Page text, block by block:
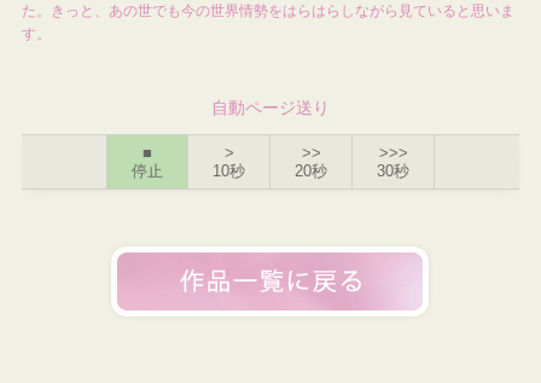
た。きっと、あの世でも今の世界情勢をはらはらしながら見ていると思いま
す。
自動ページ送り
■
停止
>
10秒
>>
20秒
>>>
30秒